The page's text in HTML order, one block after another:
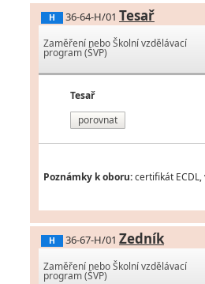
H 36-64-H/01 Tesař
Zaměření nebo Školní vzdělávací
program (ŠVP)
Tesař
porovnat
Poznámky k oboru:certifikát
H 36-67-H/01 Zedník
Zaměření nebo Školní vzdělávací
program (ŠVP)